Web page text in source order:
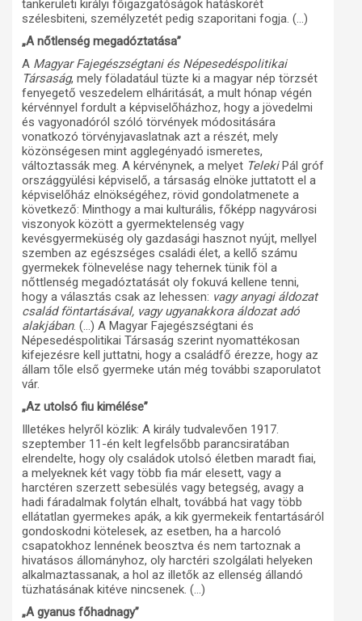
tankerületi királyi főigazgatóságok hatáskörét
szélesbiteni, személyzetét pedig szaporitani fogja. (…)
„A nőtlenség megadóztatása”
A Magyar Fajegészségtani és Népesedéspolitikai
Társaság, mely föladatául tüzte ki a magyar nép törzsét
fenyegető veszedelem elháritását, a mult hónap végén
kérvénnyel fordult a képviselőházhoz, hogy a jövedelmi
és vagyonadóról szóló törvények módositására
vonatkozó törvényjavaslatnak azt a részét, mely
közönségesen mint agglegényadó ismeretes,
változtassák meg. A kérvénynek, a melyet TelekiPál gróf
országgyülési képviselő, a társaság elnöke juttatott el a
képviselőház elnökségéhez, rövid gondolatmenete a
következő: Minthogy a mai kulturális, főképp nagyvárosi
viszonyok között a gyermektelenség vagy
kevésgyermeküség oly gazdasági hasznot nyújt, mellyel
szemben az egészséges családi élet, a kellő számu
gyermekek fölnevelése nagy tehernek tünik föl a
nőttlenség megadóztatását oly fokuvá kellene tenni,
hogy a választás csak az lehessen: vagy anyagi áldozat
család föntartásával, vagy ugyanakkora áldozat adó
alakjában. (…) A Magyar Fajegészségtani és
Népesedéspolitikai Társaság szerint nyomattékosan
kifejezésre kell juttatni, hogy a családfő érezze, hogy az
állam tőle első gyermeke után még további szaporulatot
vár.
„Az utolsó fiu kimélése”
Illetékes helyről közlik: A király tudvalevően 1917.
szeptember 11-én kelt legfelsőbb parancsiratában
elrendelte, hogy oly családok utolsó életben maradt fiai,
a melyeknek két vagy több fia már elesett, vagy a
harctéren szerzett sebesülés vagy betegség, avagy a
hadi fáradalmak folytán elhalt, továbbá hat vagy több
ellátatlan gyermekes apák, a kik gyermekeik fentartásáról
gondoskodni kötelesek, az esetben, ha a harcoló
csapatokhoz lennének beosztva és nem tartoznak a
hivatásos állományhoz, oly harctéri szolgálati helyeken
alkalmaztassanak, a hol az illetők az ellenség állandó
tüzhatásának kitéve nincsenek. (…)
„A gyanus főhadnagy”